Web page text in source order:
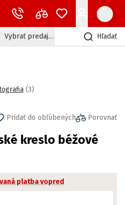
Vybrať predajňu Hľadať
(3)
Pridať do obľúbených Porovnať
kreslo béžové
platba vopred